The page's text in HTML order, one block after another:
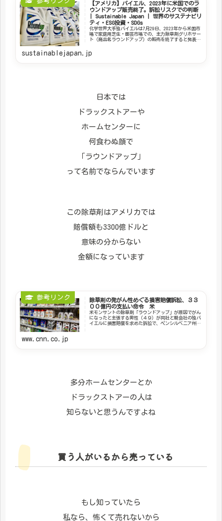
【アメリカ】バイエル、2023年に米国でのラ
ウンドアップ販売終了。訴訟リスクでの判断
| Sustainable Japan | 世界のサステナビリ
ティ・ESG投資・SDGs
化学世界大手独バイエルは7月29日、2023年から米国市
場で家庭用芝生・園芸市場での、主力除草剤グリホサー
ト（商品名ラウンドアップ）の販売を終了すると発表し
sustainablejapan.jp
日本では
ドラックストアーや
ホームセンターに
何食わぬ顔で
「ラウンドアップ」
って名前でならんでいます
この除草剤はアメリカでは
賠償額も3300億ドルと
意味の分からない
金額になっています
除草剤の発がん性めぐる損害賠償訴訟、３３
００億円の支払い命令 米
米モンサントの除草剤「ラウンドアップ」が原因でがん
になったと主張する男性（４９）が同社と親会社の独バ
イエルに損害賠償を求めた訴訟で、ペンシルベニア州の
www.cnn.co.jp
多分ホームセンターとか
ドラックストアーの人は
知らないと思うんですよね
買う人がいるから売っている
もし知っていたら
私なら、怖くて売れないから